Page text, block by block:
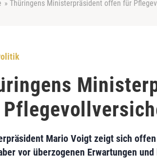
» Thüringens Ministerpräsident offen für
Mario Voigt zeigt sich
vor überzogenen Erwartungen